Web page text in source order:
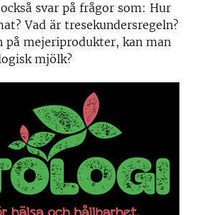
svar på frågor som: Hur
Vad är tresekundersregeln?
på mejeriprodukter, kan man
mjölk?